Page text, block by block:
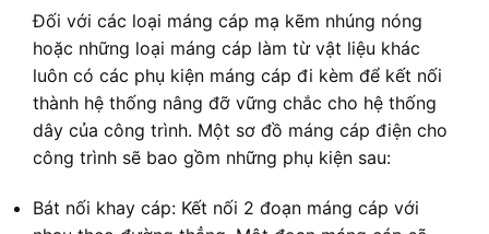
Đối với các loại máng cáp mạ kẽm nhúng nóng
hoặc những loại máng cáp làm từ vật liệu khác
luôn có các phụ kiện máng cáp đi kèm để kết nối
thành hệ thống nâng đỡ vững chắc cho hệ thống
dây của công trình. Một sơ đồ máng cáp điện cho
công trình sẽ bao gồm những phụ kiện sau:
Bát nối khay cáp: Kết nối 2 đoạn máng cáp với